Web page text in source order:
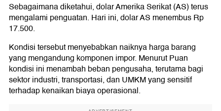
Sebagaimana diketahui, dolar Amerika Serikat (AS) terus
mengalami penguatan. Hari ini, dolar AS menembus Rp
17.500.
Kondisi tersebut menyebabkan naiknya harga barang
yang mengandung komponen impor. Menurut Puan
kondisi ini menambah beban pengusaha, terutama bagi
sektor industri, transportasi, dan UMKM yang sensitif
terhadap kenaikan biaya operasional.